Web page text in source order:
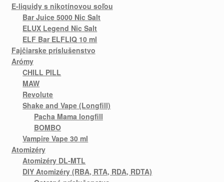
E-liquidy s nikotínovou soľou
Bar Juice 5000 Nic Salt
ELUX Legend Nic Salt
ELF Bar ELFLIQ 10 ml
Fajčiarske príslušenstvo
Arómy
CHILL PILL
MAW
Revolute
Shake and Vape (Longfill)
Pacha Mama longfill
BOMBO
Vampire Vape 30 ml
Atomizéry
Atomizéry DL-MTL
DIY Atomizéry (RBA, RTA, RDA, RDTA)